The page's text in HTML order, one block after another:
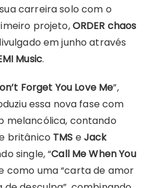
carreira solo com o
projeto,ORDER chaos
em junho através
Music.
Forget You Love Me”,
essa nova fase com
melancólica, contando
britânico TMS eJack
single, “Call Me When You
como uma “carta de amor